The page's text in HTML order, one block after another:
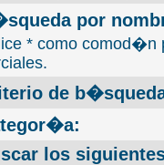
por
* como comod�n
de
los